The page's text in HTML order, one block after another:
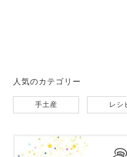
人気のカテゴリー
手土産 レシ